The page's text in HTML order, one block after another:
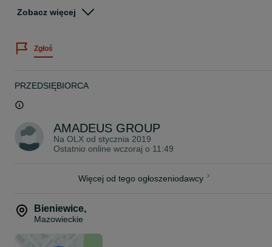
tworzą wyjątkowy wystrój mebla.
Możliwa dostawa na terenie Warszawy i okolic, zarówno jak
na terenie kraju.
GRATIS.
Cena za 1 szt.
Meble są dostępne od ręki.
Szukasz inne meble, sprawdź pozostałe nasze aukcje.
Zobacz więcej
Zgłoś
PRZEDSIĘBIORCA
AMADEUS GROUP
Na OLX od stycznia 2019
Ostatnio online wczoraj o 11:49
Więcej od tego ogłoszeniodawcy
Bieniewice,
Mazowieckie